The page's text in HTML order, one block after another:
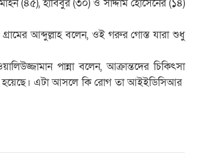
(৪৫), হাবিবুর (৩০) ও সাদ্দাম হোসেনের (১৪)
আব্দুল্লাহ বলেন, ওই গরুর গোস্ত যারা শুধু
পান্না বলেন, আক্রান্তদের চিকিৎসা
হয়েছে। এটা আসলে কি রোগ তা আইইডিসিআর